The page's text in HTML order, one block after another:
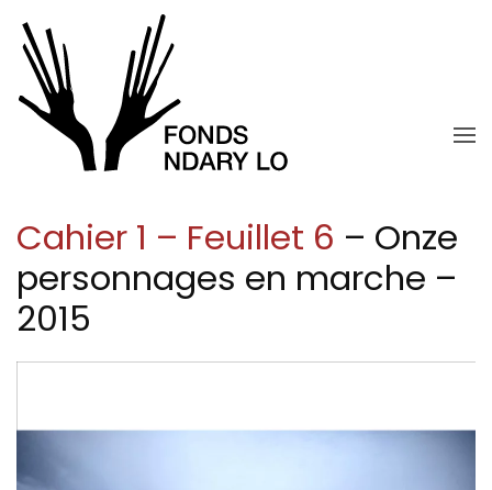
Skip to main content
Cahier 1 – Feuillet 6 – Onze
personnages en marche –
2015